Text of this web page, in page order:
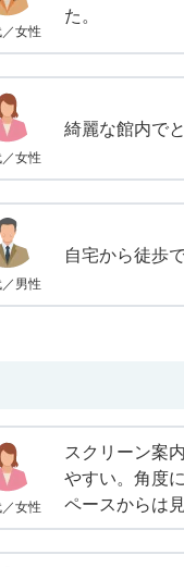
女性
た。
女性
綺麗な館内で
男性
自宅から徒歩
女性
スクリーン案
やすい。角度
ペースからは